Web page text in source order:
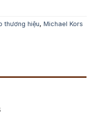
thương hiệu, Michael Kors